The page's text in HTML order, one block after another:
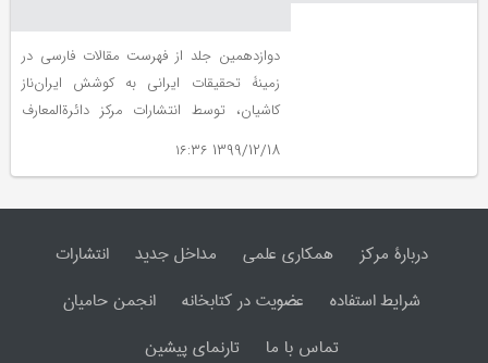
دوازدهمین جلد از فهرست مقالات فارسی در
زمینۀ تحقیقات ایرانی به کوشش ایران‌ناز
کاشیان، توسط انتشارات مرکز دائرةالمعارف
1399/12/18 ۱۶:۳۶
دربارۀ مرکز همکاری علمی مداخل جدید
انتشارات
شرایط استفاده
عضویت در کتابخانه
انجمن حامیان
تماس با ما
تارنمای پیشین